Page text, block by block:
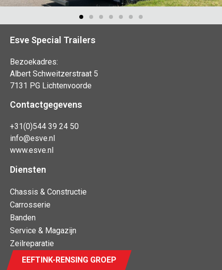
Esve Special Trailers
Bezoekadres:
Albert Schweitzerstraat 5
7131 PG Lichtenvoorde
Contactgegevens
+31(0)544 39 24 50
info@esve.nl
www.esve.nl
Diensten
Chassis & Constructie
Carrosserie
Banden
Service & Magazijn
Zeilreparatie
EEFTINK-RENSING GROEP